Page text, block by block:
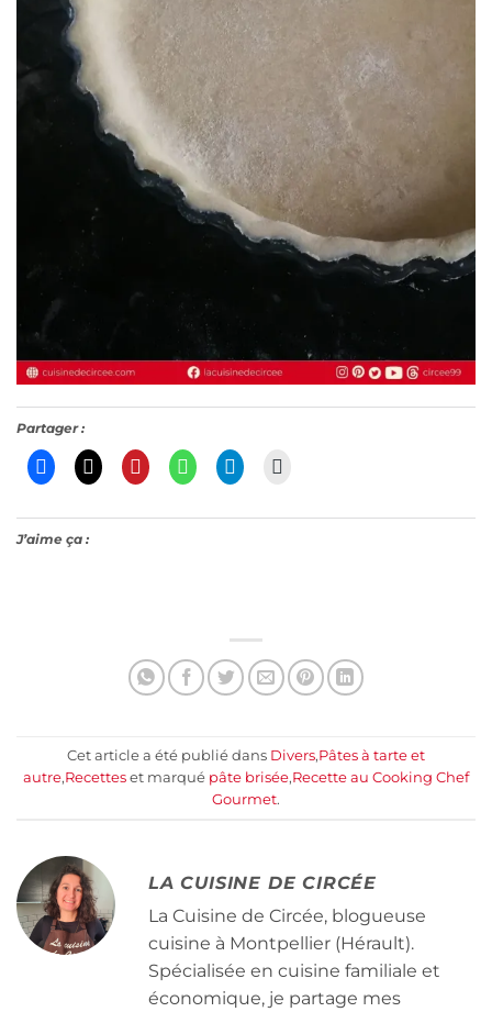
Partager :
J’aime ça :
Cet article a été publié dans Divers,Pâtes à tarte et
autre,Recettes et marqué pâte brisée,Recette au Cooking Chef
Gourmet.
LA CUISINE DE CIRCÉE
La Cuisine de Circée, blogueuse
cuisine à Montpellier (Hérault).
Spécialisée en cuisine familiale et
économique, je partage mes